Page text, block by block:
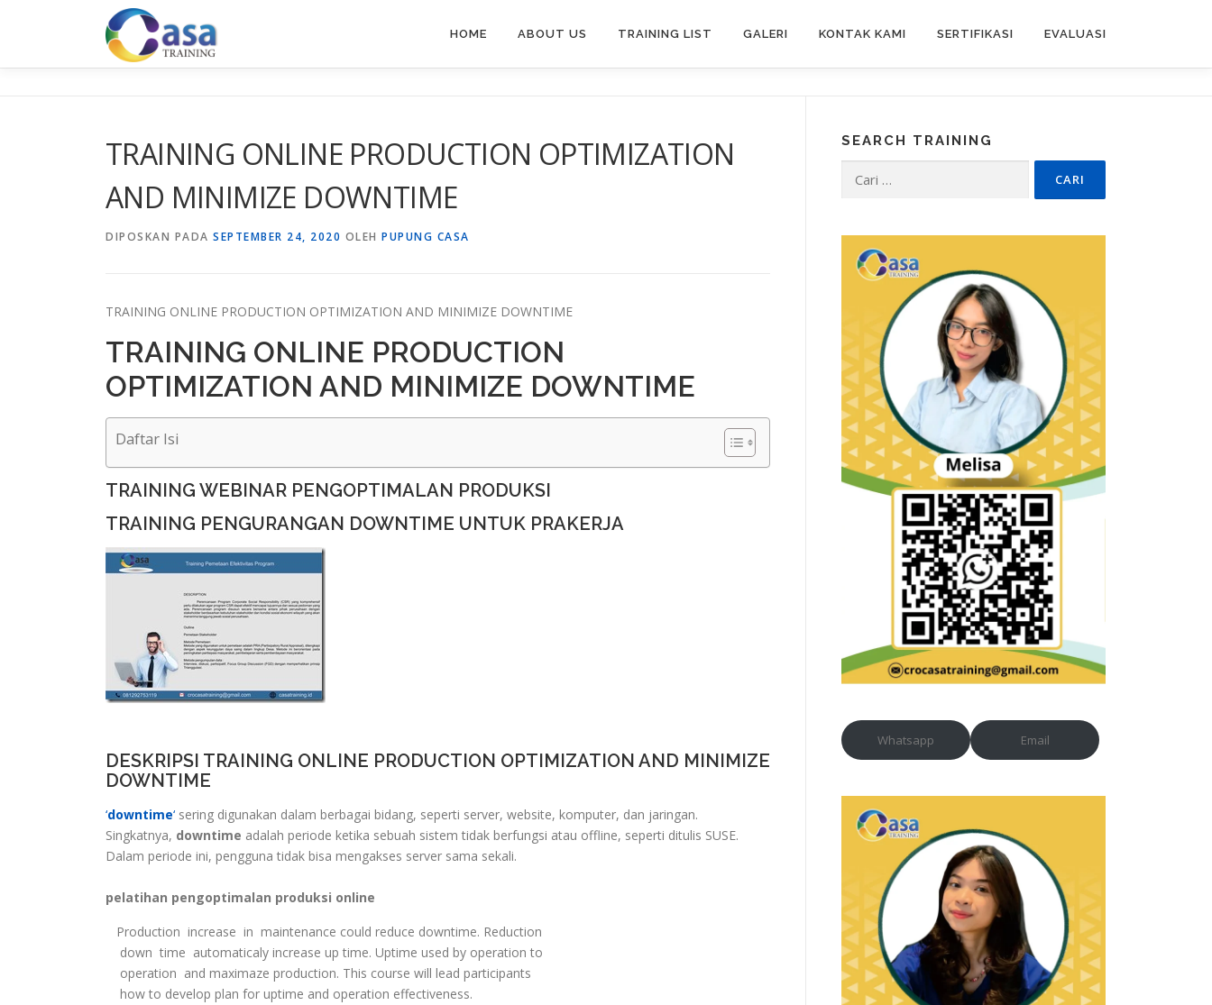
HOME ABOUT US TRAINING LIST GALERI KONTAK KAMI SERTIFIKASI EVALUASI
TRAINING ONLINE PRODUCTION OPTIMIZATION
AND MINIMIZE DOWNTIME
DIPOSKAN PADA SEPTEMBER 24, 2020 OLEH PUPUNG CASA
TRAINING ONLINE PRODUCTION OPTIMIZATION AND MINIMIZE DOWNTIME
TRAINING ONLINE PRODUCTION
OPTIMIZATION AND MINIMIZE DOWNTIME
Daftar Isi
TRAINING WEBINAR PENGOPTIMALAN PRODUKSI
TRAINING PENGURANGAN DOWNTIME UNTUK PRAKERJA
DESKRIPSI TRAINING ONLINE PRODUCTION OPTIMIZATION AND MINIMIZE
DOWNTIME
‘downtime‘ sering digunakan dalam berbagai bidang, seperti server, website, komputer, dan jaringan.
Singkatnya, downtime adalah periode ketika sebuah sistem tidak berfungsi atau offline, seperti ditulis SUSE.
Dalam periode ini, pengguna tidak bisa mengakses server sama sekali.
pelatihan pengoptimalan produksi online
Production increase in maintenance could reduce downtime. Reduction
down time automaticaly increase up time. Uptime used by operation to
operation and maximaze production. This course will lead participants
how to develop plan for uptime and operation effectiveness.
SEARCH TRAINING
untuk:
Whatsapp Email